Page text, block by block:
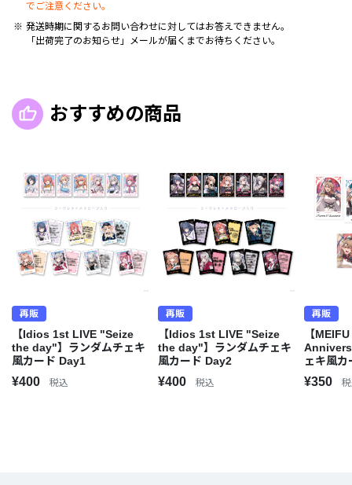
でご注意ください。
発送時期に関するお問い合わせに対してはお答えできません。
「出荷完了のお知らせ」メールが届くまでお待ちください。
おすすめの商品
再販
【Idios 1st LIVE "Seize
the day"】ランダムチェキ
風カード Day1
¥400 税込
再販
【Idios 1st LIVE "Seize
the day"】ランダムチェキ
風カード Day2
¥400 税込
再販
【
ェキ風カ
¥350